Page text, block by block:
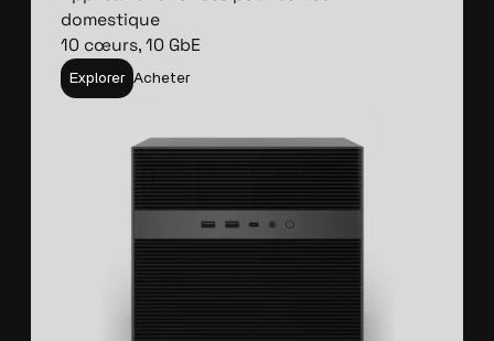
domestique
10 cœurs, 10 GbE
Explorer Acheter